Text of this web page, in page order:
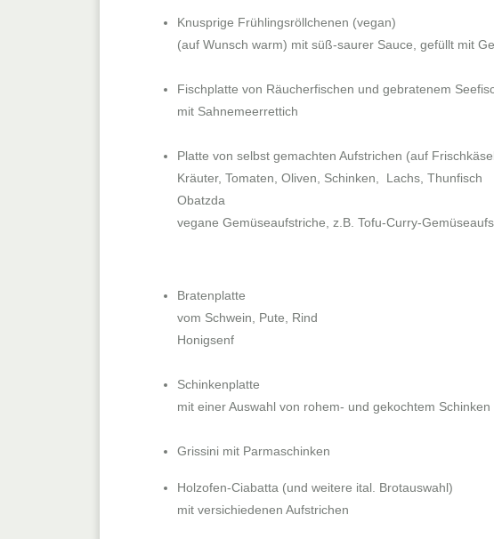
Knusprige Frühlingsröllchenen (vegan)
(auf Wunsch warm) mit süß-saurer Sauce, gefüllt mit
Fischplatte von Räucherfischen und gebratenem
mit Sahnemeerrettich
Platte von selbst gemachten Aufstrichen (auf
Kräuter, Tomaten, Oliven, Schinken, Lachs, Thunfisch
Obatzda
vegane Gemüseaufstriche, z.B. Tofu-Curry-
Bratenplatte
vom Schwein, Pute, Rind
Honigsenf
Schinkenplatte
mit einer Auswahl von rohem- und gekochtem
Grissini mit Parmaschinken
Holzofen-Ciabatta (und weitere ital. Brotauswahl)
mit versichiedenen Aufstrichen